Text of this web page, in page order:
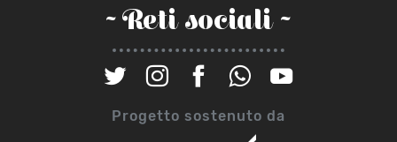
~ Reti sociali ~
Progetto sostenuto da